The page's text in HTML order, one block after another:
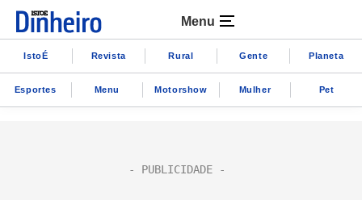
Menu
IstoÉ Revista Rural Gente Planeta
Esportes Menu Motorshow Mulher Pet